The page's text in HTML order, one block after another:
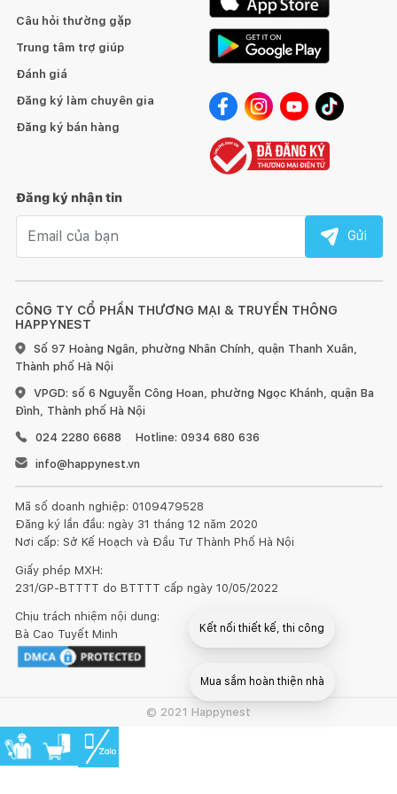
CÔNG TY CỔ PHẦN THƯƠNG MẠI & TRUYỀN THÔNG
HAPPYNEST
Số 97 Hoàng Ngân, phường Nhân Chính, quận Thanh Xuân,
Thành phố Hà Nội
VPGD: số 6 Nguyễn Công Hoan, phường Ngọc Khánh, quận Ba
Đình, Thành phố Hà Nội
024 2280 6688
Hotline: 0934 680 636
info@happynest.vn
Mã số doanh nghiệp: 0109479528
Đăng ký lần đầu: ngày 31 tháng 12 năm 2020
Nơi cấp: Sở Kế Hoạch và Đầu Tư Thành Phố Hà Nội
Giấy phép MXH:
231/GP-BTTTT do BTTTT cấp ngày 10/05/2022
Chịu trách nhiệm nội dung:
Bà Cao Tuyết Minh
Câu hỏi thường gặp
Trung tâm trợ giúp
Đánh giá
Đăng ký làm chuyên gia
Đăng ký bán hàng
Đăng ký nhận tin
Gửi
© 2021 Happynest
Kết nối thiết kế, thi công
Mua sắm hoàn thiện nhà